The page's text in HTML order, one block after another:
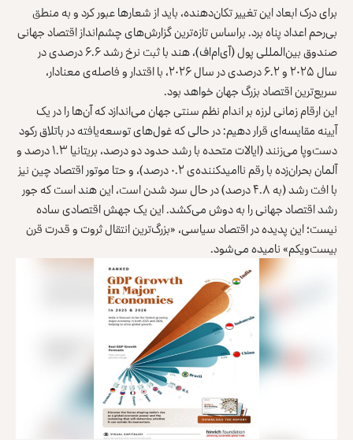
برای درک ابعاد این تغییر تکان‌دهنده، باید از شعارها عبور کرد و به منطق
بی‌رحم اعداد پناه برد. براساس تازه‌ترین گزارش‌های چشم‌انداز اقتصاد جهانی
صندوق بین‌المللی پول (آی‌ام‌اف)، هند با ثبت نرخ رشد ۶.۶ درصدی در
سال ۲۰۲۵ و ۶.۲ درصدی در سال ۲۰۲۶، با اقتدار و فاصله‌ی معنادار،
سریع‌ترین اقتصاد بزرگ جهان خواهد بود.
این ارقام زمانی لرزه بر اندام نظم سنتی جهان می‌اندازد که آن‌ها را در یک
آیینه مقایسه‌ای قرار دهیم: در حالی که غول‌های توسعه‌یافته در باتلاق رکود
دست‌وپا می‌زنند (ایالات متحده با رشد حدود دو درصد، بریتانیا ۱.۳ درصد و
آلمان بحران‌زده با رقم ناامیدکننده‌ی ۰.۲ درصد)، و حتا موتور اقتصاد چین نیز
با افت رشد (به ۴.۸ درصد) در حال سرد شدن است، این هند است که جور
رشد اقتصاد جهانی را به دوش می‌کشد. این یک جهش اقتصادی ساده
نیست؛ این پدیده در اقتصاد سیاسی، «بزرگ‌ترین انتقال ثروت و قدرت قرن
بیست‌ویکم» نامیده می‌شود.